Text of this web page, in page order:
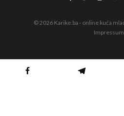
© 2026 Karike.ba - online kuća
Impressum